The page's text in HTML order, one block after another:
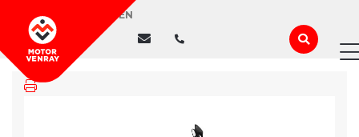
WIJ ZIJN GESLOTEN